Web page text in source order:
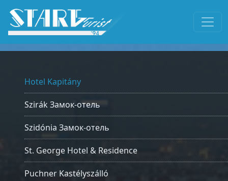
Hotel Kapitány
Szirák Замок-отель
Szidónia Замок-отель
St. George Hotel & Residence
Puchner Kastélyszálló